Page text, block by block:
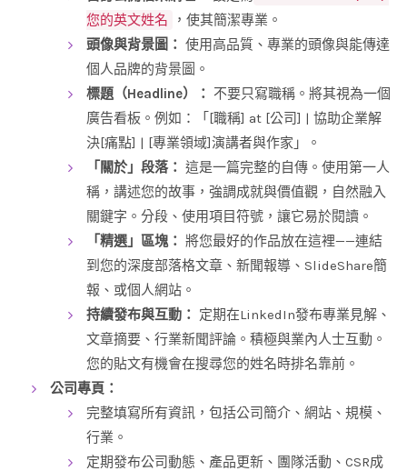
您的英文姓名
，使其簡潔專業。
頭像與背景圖： 使用高品質、專業的頭像與能傳達
個人品牌的背景圖。
標題（Headline）： 不要只寫職稱。將其視為一個
廣告看板。例如：「[職稱] at [公司] | 協助企業解
決[痛點] | [專業領域]演講者與作家」。
「關於」段落： 這是一篇完整的自傳。使用第一人
稱，講述您的故事，強調成就與價值觀，自然融入
關鍵字。分段、使用項目符號，讓它易於閱讀。
「精選」區塊： 將您最好的作品放在這裡——連結
到您的深度部落格文章、新聞報導、SlideShare簡
報、或個人網站。
持續發布與互動： 定期在LinkedIn發布專業見解、
文章摘要、行業新聞評論。積極與業內人士互動。
您的貼文有機會在搜尋您的姓名時排名靠前。
公司專頁：
完整填寫所有資訊，包括公司簡介、網站、規模、
行業。
定期發布公司動態、產品更新、團隊活動、CSR成